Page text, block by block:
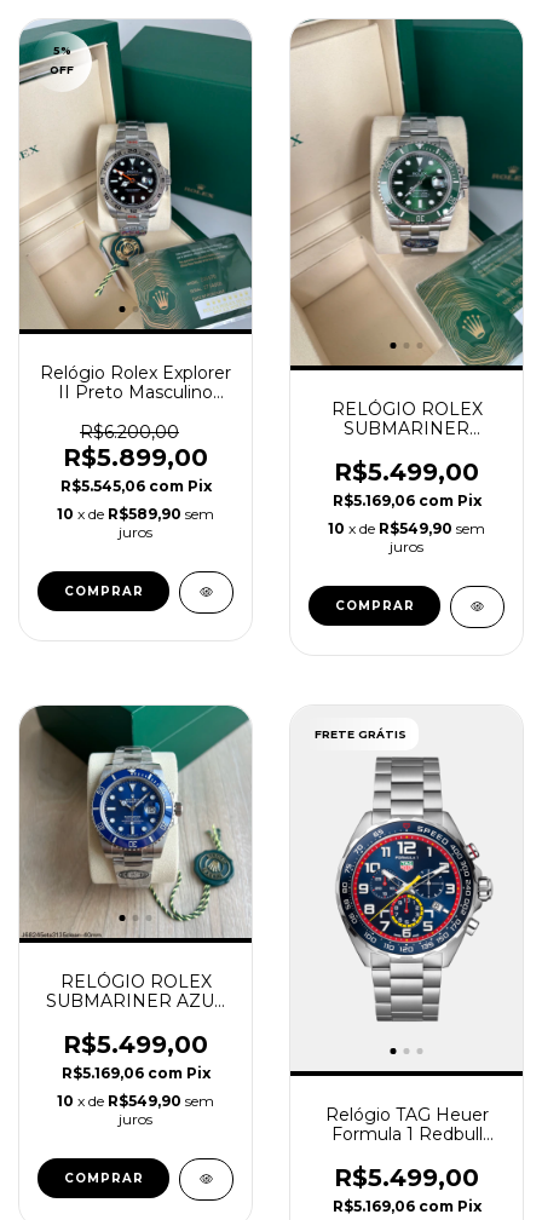
5%
OFF
Relógio Rolex Explorer
II Preto Masculino
226570
R$6.200,00
R$5.899,00
R$5.545,06 com Pix
10 x de R$589,90 sem
juros
RELÓGIO ROLEX
SUBMARINER
CLONE
R$5.499,00
R$5.169,06 com Pix
10 x de R$549,90 sem
juros
RELÓGIO ROLEX
SUBMARINER AZUL
CLONE
R$5.499,00
R$5.169,06 com Pix
10 x de R$549,90 sem
juros
FRETE GRÁTIS
Relógio TAG Heuer
Formula 1 Redbull
Super C
R$5.499,00
R$5.169,06 com Pix